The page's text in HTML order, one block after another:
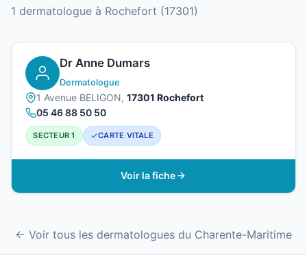
1 dermatologue à Rochefort (17301)
Dr Anne Dumars
Dermatologue
1 Avenue BELIGON, 17301 Rochefort
05 46 88 50 50
SECTEUR 1 CARTE VITALE
Voir la fiche
← Voir tous les dermatologues du Charente-Maritime